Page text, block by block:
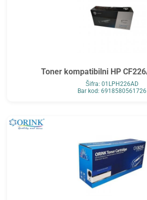
Toner kompatibilni HP
Šifra: 01LPH226AD
Bar kod: 6918580561726